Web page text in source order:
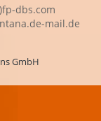
dbs.com
mail.de
GmbH